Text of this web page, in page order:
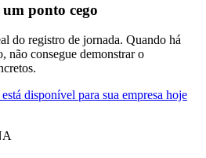
ponto cego
do registro de jornada. Quando há
não consegue demonstrar o
disponível para sua empresa hoje